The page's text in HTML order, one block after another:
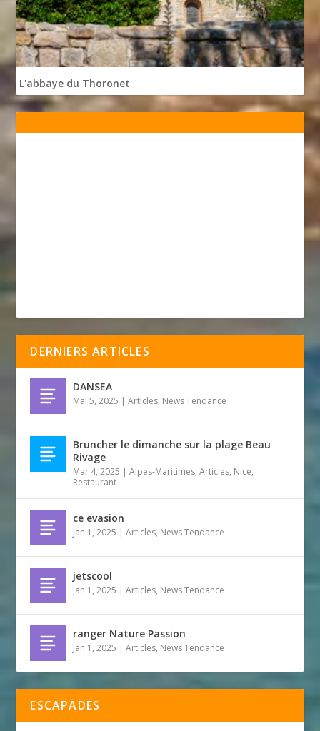
L'abbaye du Thoronet
DERNIERS ARTICLES
DANSEA
Mai 5, 2025 |Articles, News Tendance
Bruncher le dimanche sur la plage Beau
Rivage
Mar 4, 2025 |Alpes-Maritimes,Articles, Nice,
Restaurant
ce evasion
Jan 1, 2025 |Articles, News Tendance
jetscool
Jan 1, 2025 |Articles, News Tendance
ranger Nature Passion
Jan 1, 2025 |Articles, News Tendance
ESCAPADES